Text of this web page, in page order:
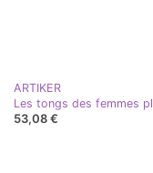
ARTIKER
53,08 €